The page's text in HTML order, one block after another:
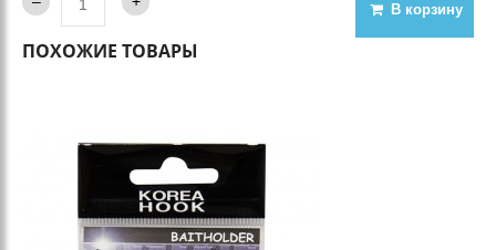
В корзину
ПОХОЖИЕ ТОВАРЫ